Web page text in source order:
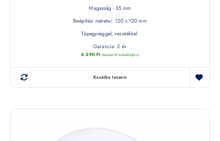
Magasság - 35 mm
Beépítési méretei: 120 x 120 mm
Tápegységgel, vezetékkel.
Garancia: 2 év
6 290 Ft (készletről érdeklődjön)
Kosárba teszem